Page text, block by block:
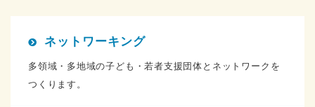
ネットワーキング
多領域・多地域の子ども・若者支援団体とネットワークを
つくります。